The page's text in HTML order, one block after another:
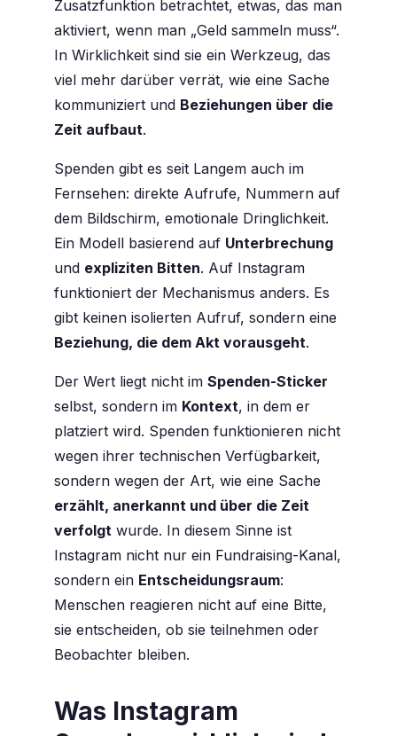
Zusatzfunktion betrachtet, etwas, das man
aktiviert, wenn man „Geld sammeln muss“.
In Wirklichkeit sind sie ein Werkzeug, das
viel mehr darüber verrät, wie eine Sache
kommuniziert und Beziehungen über die
Zeit aufbaut.
Spenden gibt es seit Langem auch im
Fernsehen: direkte Aufrufe, Nummern auf
dem Bildschirm, emotionale Dringlichkeit.
Ein Modell basierend auf Unterbrechung
und expliziten Bitten. Auf Instagram
funktioniert der Mechanismus anders. Es
gibt keinen isolierten Aufruf, sondern eine
Beziehung, die dem Akt vorausgeht.
Der Wert liegt nicht im Spenden-Sticker
selbst, sondern im Kontext, in dem er
platziert wird. Spenden funktionieren nicht
wegen ihrer technischen Verfügbarkeit,
sondern wegen der Art, wie eine Sache
erzählt, anerkannt und über die Zeit
verfolgtwurde. In diesem Sinne ist
Instagram nicht nur ein Fundraising-Kanal,
sondern ein Entscheidungsraum:
Menschen reagieren nicht auf eine Bitte,
sie entscheiden, ob sie teilnehmen oder
Beobachter bleiben.
Was Instagram